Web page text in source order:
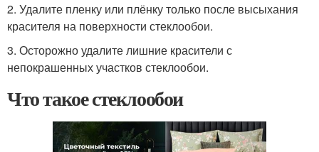
2. Удалите пленку или плёнку только после высыхания
красителя на поверхности стеклообои.
3. Осторожно удалите лишние красители с
непокрашенных участков стеклообои.
Что такое стеклообои